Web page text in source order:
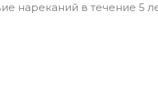
нареканий в течение 5